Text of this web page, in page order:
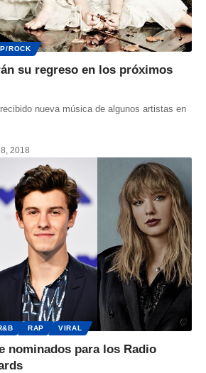
ROCK
su regreso en los próximos
nueva música de algunos artistas en
2018
RAP VIRAL
nominados para los Radio